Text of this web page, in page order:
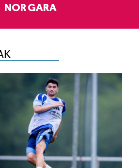
NOR GARA